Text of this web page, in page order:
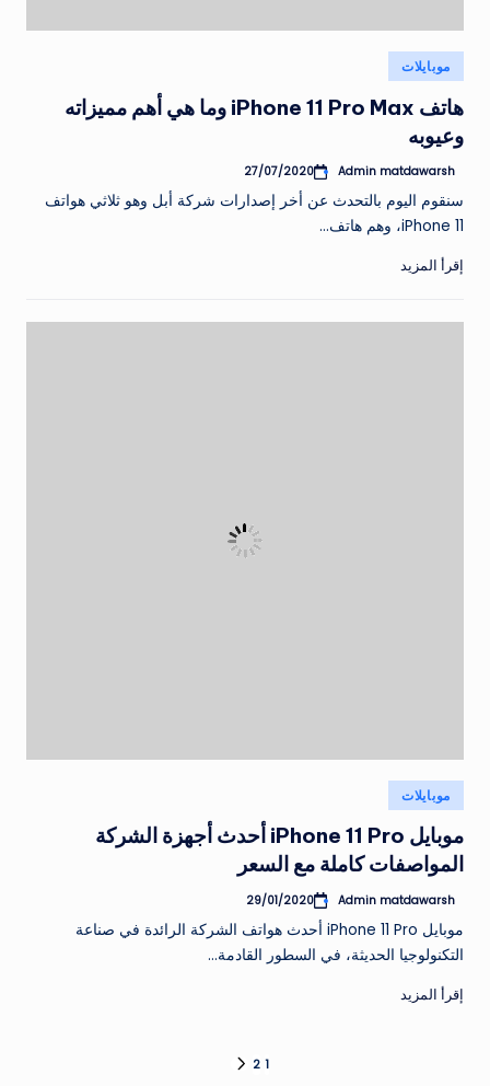
نُشر
في
موبايلات
هاتف iPhone 11 Pro Max وما هي أهم مميزاته
وعيوبه
تمّ
بواسطة
Admin matdawarsh
27/07/2020
سنقوم اليوم بالتحدث عن أخر إصدارات شركة أبل وهو ثلاثي هواتف
iPhone 11، وهم هاتف…
إقرأ المزيد
نُشر
في
موبايلات
موبايل iPhone 11 Pro أحدث أجهزة الشركة
المواصفات كاملة مع السعر
تمّ
بواسطة
Admin matdawarsh
29/01/2020
موبايل iPhone 11 Pro أحدث هواتف الشركة الرائدة في صناعة
التكنولوجيا الحديثة، في السطور القادمة…
إقرأ المزيد
1
2